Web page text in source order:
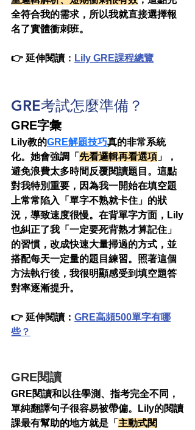
全符合我的需求，所以我就直接選擇報
名了實體衝刺班。
👉 延伸閱讀 ： Lily GRE課程總覽
GRE考試怎麼準備？
GRE字彙
Lily教的GRE解題技巧真的非常系統
化。她會強調「 先看邏輯再看選項 」，
避免浪費太多時間反覆閱讀題目。這點
對我特別重要，因為我一開始在填空題
上常常陷入「單字不熟就卡住」的狀
況，導致速度很慢。在背單字方面，Lily
也糾正了我「一定要死背熟才算記住」
的習慣，改成快速大量掃過的方式，並
搭配每天一定量的題目練習。照著這個
方法執行後，我很明顯感受到填空題答
對率逐漸提升。
👉 延伸閱讀： GRE高頻500單字有哪
些？
GRE閱讀
GRE閱讀和以往學測、指考完全不同，
單純翻譯句子很容易被帶偏。Lily的閱讀
課最有幫助的地方就是「 主動式閱